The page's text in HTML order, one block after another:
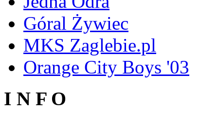
Góral Żywiec
MKS Zaglebie.pl
Orange City Boys '03
I N F O